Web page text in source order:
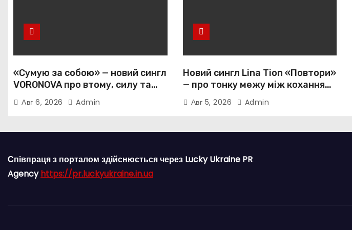
«Сумую за собою» — новий сингл
VORONOVA про втому, силу та
повернення до себе
Авг 6, 2026 Admin
Новий сингл Lina Tion «Повтори»
— про тонку межу між коханням,
залежністю та нав’язливою
прив’язаністю
Авг 5, 2026 Admin
Співпраця з порталом здійснюється через Lucky Ukraine PR
Agencyhttps://pr.luckyukraine.in.ua